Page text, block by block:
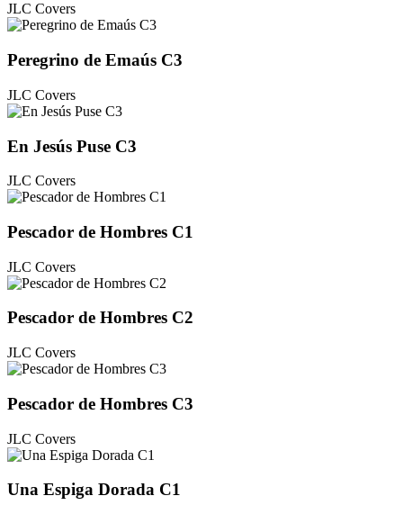
JLC Covers
Peregrino de Emaús C3
JLC Covers
En Jesús Puse C3
JLC Covers
Pescador de Hombres C1
JLC Covers
Pescador de Hombres C2
JLC Covers
Pescador de Hombres C3
JLC Covers
Una Espiga Dorada C1